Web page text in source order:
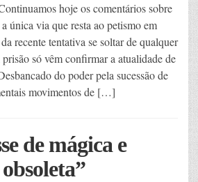
hoje os comentários sobre
única via que resta ao petismo em
recente tentativa se soltar de qualquer
só vêm confirmar a atualidade de
do poder pela sucessão de
movimentos de […]
de mágica e